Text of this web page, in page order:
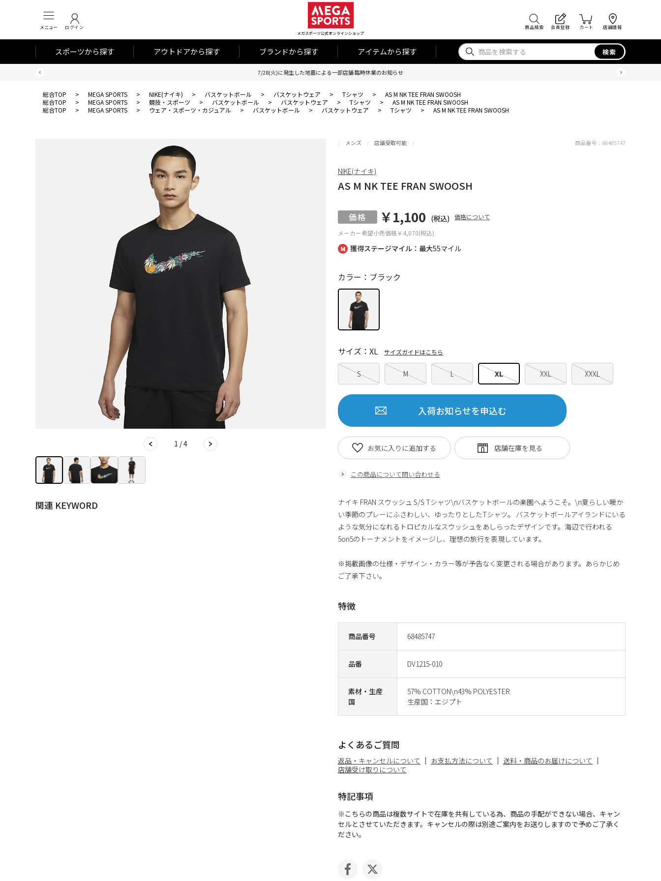
メニュー ログイン
メガスポーツ公式オンラインショップ
商品検索 会員登録 カート 店舗情報
スポーツから探す アウトドアから探す ブランドから探す アイテムから探す 検索
7/28(火)に発生した地震による一部店舗 臨時休業のお知らせ
総合TOP > MEGA SPORTS > NIKE(ナイキ) > バスケットボール > バスケットウェア > Tシャツ >
AS M NK TEE FRAN SWOOSH
総合TOP
> MEGA SPORTS > 競技・スポーツ > バスケットボール > バスケットウェア > Tシャツ >
AS M NK TEE FRAN SWOOSH
総合TOP
> MEGA SPORTS > ウェア・スポーツ・カジュアル > バスケットボール > バスケットウェア > Tシャツ > AS M NK TEE FRAN SWOOSH
1 / 4
関連 KEYWORD
獲得ステージマイル：最大55マイル
メンズ 店舗受取可能
AS M NK TEE FRAN SWOOSH
メーカー希望小売価格￥4,070(税込)
￥1,100 (税込) 価格について
商品番号 68485747
品番 DV1215-010
素材・生産
国
57% COTTON\n43% POLYESTER
生産国：エジプト
カラー：ブラック
S M L XL XXL XXXL
サイズ：XL サイズガイドはこちら
入荷お知らせを申込む
この商品について問い合わせる
お気に入りに追加する
商品番号： 68485747
NIKE(ナイキ)
ナイキ FRAN スウッシュ S/S Tシャツ\nバスケットボールの楽園へようこそ。\n夏らしい暖か
い季節のプレーにふさわしい、ゆったりとしたTシャツ。 バスケットボールアイランドにいる
ような気分になれるトロピカルなスウッシュをあしらったデザインです。海辺で行われる
5on5のトーナメントをイメージし、理想の旅行を表現しています。
※掲載画像の仕様・デザイン・カラー等が予告なく変更される場合があります。あらかじめ
ご了承下さい。
特徴
よくあるご質問
返品・キャンセルについて お支払方法について
送料・商品のお届けについて
店舗受け取りについて
特記事項
※こちらの商品は複数サイトで在庫を共有している為、商品の手配ができない場合、キャン
セルとさせていただきます。キャンセルの際は別途ご案内をお送りしますので予めご了承く
ださい。